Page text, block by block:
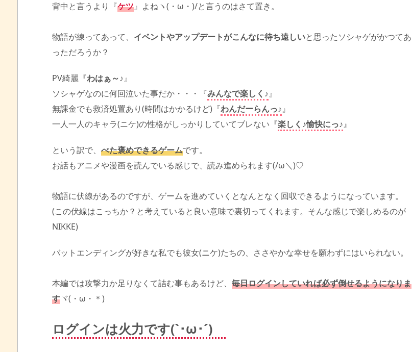
背中と言うより『ケツ』よねヽ(・ω・)/と言うのはさて置き。
物語が練ってあって、 イベントやアップデートがこんなに待ち遠しいと思ったソシャゲがかつてあ
っただろうか？
PV綺麗『わはぁ～♪』
ソシャゲなのに何回泣いた事だか・・・『みんなで楽しく♪』
無課金でも救済処置あり(時間はかかるけど)『わんだーらんっ♪』
一人一人のキャラ(ニケ)の性格がしっかりしていてブレない『楽しく♪愉快にっ♪』
という訳で、 べた褒めできるゲームです。
お話もアニメや漫画を読んでいる感じで、読み進められます(/ω＼)♡
物語に伏線があるのですが、ゲームを進めていくとなんとなく回収できるようになっています。
(この伏線はこっちか？と考えていると良い意味で裏切ってくれます。そんな感じで楽しめるのが
NIKKE)
バットエンディングが好きな私でも彼女(ニケ)たちの、ささやかな幸せを願わずにはいられない。
本編では攻撃力か足りなくて詰む事もあるけど、 毎日ログインしていれば必ず倒せるようになりま
す ヾ(・ω・＊)
ログインは火力です(`･ω･´)ゞ